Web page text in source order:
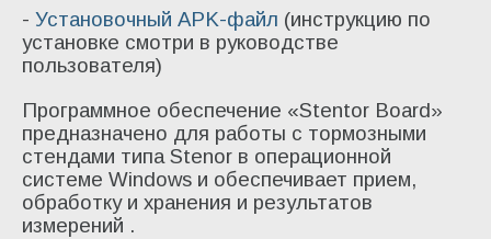
- Установочный APK-файл (инструкцию по
установке смотри в руководстве
пользователя)
Программное обеспечение «Stentor Board»
предназначено для работы с тормозными
стендами типа Stenor в операционной
системе Windows и обеспечивает прием,
обработку и хранения и результатов
измерений .